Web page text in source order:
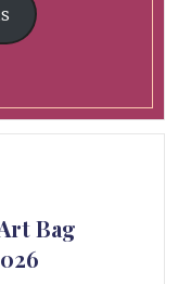
Bag